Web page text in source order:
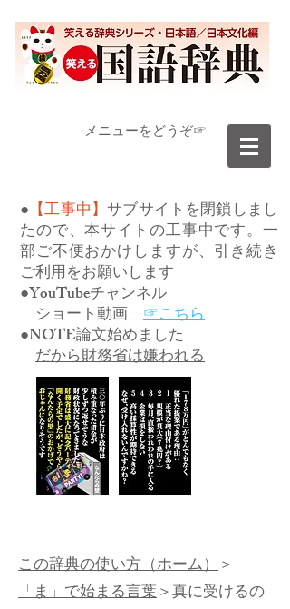
​メニューをどうぞ☞
● 【工事中】サブサイトを閉鎖しまし
たので、本サイトの工事中です。一
部ご不便おかけしますが、引き続き
ご利用をお願いします
●YouTubeチャンネル
ショート動画 ☞こちら
●NOTE論文始めました
だから財務省は嫌われる
この辞典の使い方（ホーム）＞
「ま」で始まる言葉＞真に受けるの